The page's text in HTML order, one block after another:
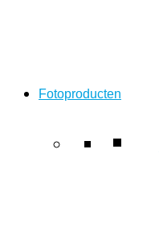
Fotoproducten